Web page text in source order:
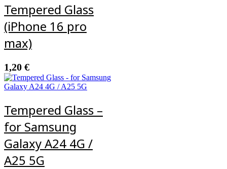
Tempered Glass
(iPhone 16 pro
max)
1,20 €
Tempered Glass –
for Samsung
Galaxy A24 4G /
A25 5G